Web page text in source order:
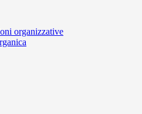
organizzative